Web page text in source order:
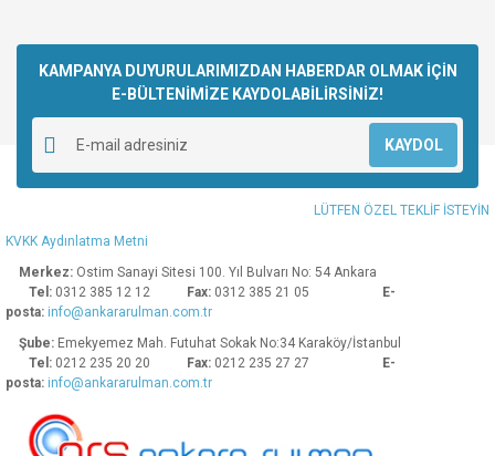
Yorum Yaz
kullanarak tarafımıza iletebilirsiniz.
Görüş ve önerileriniz için teşekkür ederiz.
Ürün resmi kalitesiz, bozuk veya görüntülenemiyor.
Ürün açıklamasında eksik bilgiler bulunuyor.
Ürün bilgilerinde hatalar bulunuyor.
Ürün fiyatı diğer sitelerden daha pahalı.
Bu ürüne benzer farklı alternatifler olmalı.
KAMPANYA DUYURULARIMIZDAN HABERDAR OLMAK İÇİN
E-BÜLTENİMİZE KAYDOLABİLİRSİNİZ!
KAYDOL
LÜTFEN ÖZEL TEKLİF İSTEYİN
KVKK Aydınlatma Metni
Merkez: Ostim Sanayi Sitesi 100. Yıl Bulvarı No: 54 Ankara
Tel: 0312 385 12 12 Fax: 0312 385 21 05
E-
posta: info@ankararulman.com.tr
Şube: Emekyemez Mah. Futuhat Sokak No:34 Karaköy/İstanbul
Tel: 0212 235 20 20 Fax: 0212 235 27 27
E-
posta: info@ankararulman.com.tr